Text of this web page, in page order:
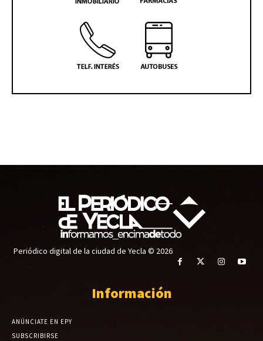
Periódico digital de la ciudad de Yecla © 2026
Información
ANÚNCIATE EN EPY
SUBSCRIBIRSE